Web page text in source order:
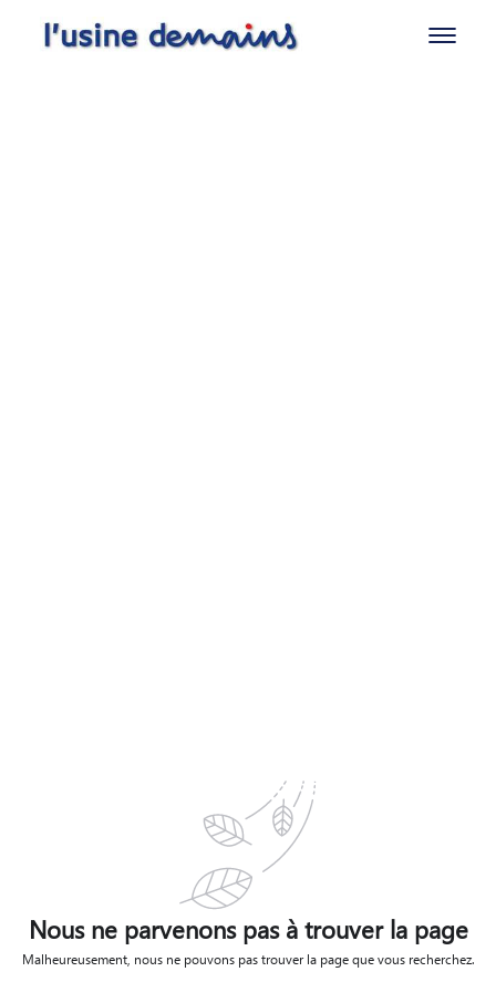
Nous ne parvenons pas à trouver la page
Malheureusement, nous ne pouvons pas trouver la page que vous recherchez.